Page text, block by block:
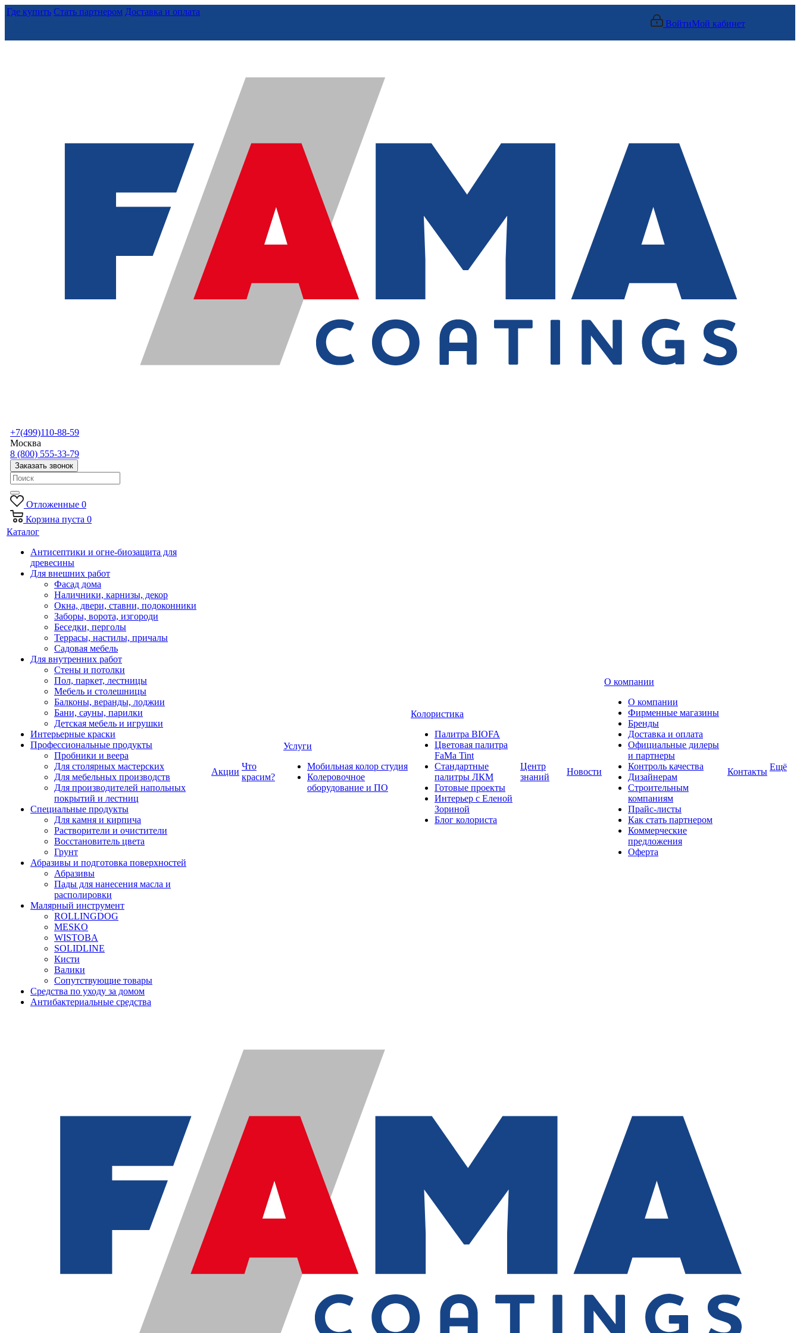
Где купить Стать партнером Доставка и оплата
ВойтиМой кабинет
+7(499)110-88-59
Москва
8 (800) 555-33-79
Заказать звонок
Отложенные 0
Корзина пуста 0
Каталог
Антисептики и огне-биозащита для
древесины
Для внешних работ
Фасад дома
Наличники, карнизы, декор
Окна, двери, ставни, подоконники
Заборы, ворота, изгороди
Беседки, перголы
Террасы, настилы, причалы
Садовая мебель
Для внутренних работ
Стены и потолки
Пол, паркет, лестницы
Мебель и столешницы
Балконы, веранды, лоджии
Бани, сауны, парилки
Детская мебель и игрушки
Интерьерные краски
Профессиональные продукты
Пробники и веера
Для столярных мастерских
Для мебельных производств
Для производителей напольных
покрытий и лестниц
Специальные продукты
Для камня и кирпича
Растворители и очистители
Восстановитель цвета
Грунт
Абразивы и подготовка поверхностей
Абразивы
Пады для нанесения масла и
располировки
Малярный инструмент
ROLLINGDOG
MESKO
WISTOBA
SOLIDLINE
Кисти
Валики
Сопутствующие товары
Средства по уходу за домом
Антибактериальные средства
Акции
Что
красим?
Услуги
Мобильная колор студия
Колеровочное
оборудование и ПО
Колористика
Палитра BIOFA
Цветовая палитра
FaMa Tint
Стандартные
палитры ЛКМ
Готовые проекты
Интерьер с Еленой
Зориной
Блог колориста
Центр
знаний
Новости
О компании
О компании
Фирменные магазины
Бренды
Доставка и оплата
Официальные дилеры
и партнеры
Контроль качества
Дизайнерам
Строительным
компаниям
Прайс-листы
Как стать партнером
Коммерческие
предложения
Оферта
Контакты Ещё